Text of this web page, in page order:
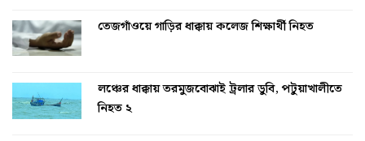
তেজগাঁওয়ে গাড়ির ধাক্কায় কলেজ শিক্ষার্থী নিহত
লঞ্চের ধাক্কায় তরমুজবোঝাই ট্রলার ডুবি, পটুয়াখালীতে
নিহত ২